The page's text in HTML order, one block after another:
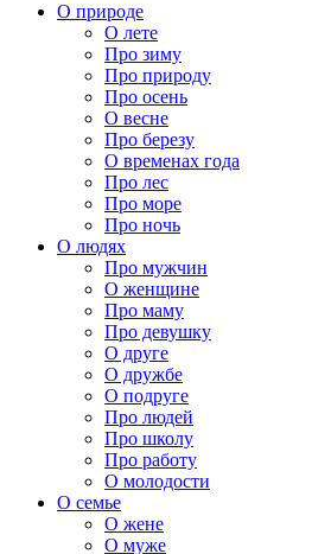
О природе
О лете
Про зиму
Про природу
Про осень
О весне
Про березу
О временах года
Про лес
Про море
Про ночь
О людях
Про мужчин
О женщине
Про маму
Про девушку
О друге
О дружбе
О подруге
Про людей
Про школу
Про работу
О молодости
О семье
О жене
О муже